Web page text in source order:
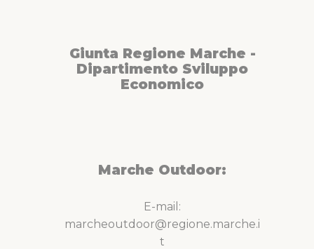
Giunta Regione Marche -
Dipartimento Sviluppo
Economico
Marche Outdoor:
E-mail:
marcheoutdoor@regione.marche.i
t